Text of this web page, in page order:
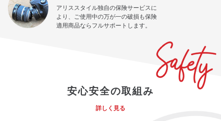
アリススタイル独自の保険サービスに
より、ご使用中の万が一の破損も保険
適用商品ならフルサポートします。
安心安全の取組み
詳しく見る